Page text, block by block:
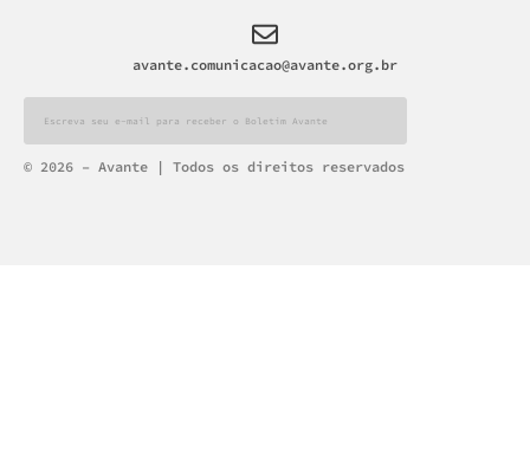
avante.comunicacao@avante.org.br
Alternative:
© 2026 – Avante | Todos os direitos reservados